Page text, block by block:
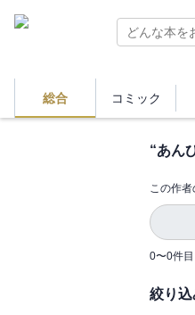
総合 コミック
“あん
この作者
0〜0件
絞り込